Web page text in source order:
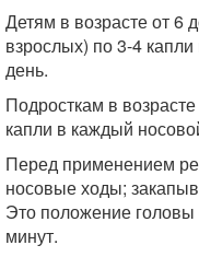
Детям в возрасте от 6
взрослых) по 3-4
день.
Подросткам в
капли в каждый
Перед применением
носовые ходы;
Это положение головы
минут.